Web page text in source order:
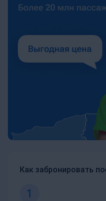
Как забронировать
1